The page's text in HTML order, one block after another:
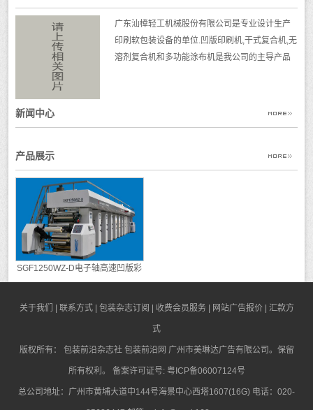
广东汕樟轻工机械股份有限公司是专业设计生产
印刷软包装设备的单位.凹版印刷机,干式复合机,无
溶剂复合机和多功能涂布机是我公司的主导产品
新闻中心
产品展示
SGF1250WZ-D电子轴高速凹版彩
印机
关于我们 联系方式| 包装杂志订阅 收费会员服务| 网站广告报价| 汇款方
式
版权所有： 包装前沿杂志社 包装前沿网 广州市美琳达广告有限公司。保留
所有权利。 备案许可证号: 粤ICP备06007124号
总公司地址：广州市黄埔大道中144号海景中心西塔1607(16G) 电话：020-